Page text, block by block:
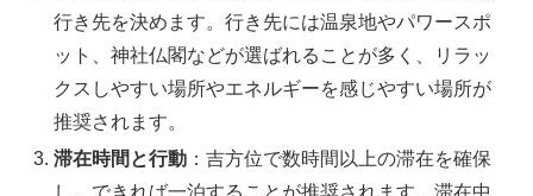
行き先を決めます。行き先には温泉地やパワースポ
ット、神社仏閣などが選ばれることが多く、リラッ
クスしやすい場所やエネルギーを感じやすい場所が
推奨されます。
滞在時間と行動 ：吉方位で数時間以上の滞在を確保
し、できれば一泊することが推奨されます。滞在中